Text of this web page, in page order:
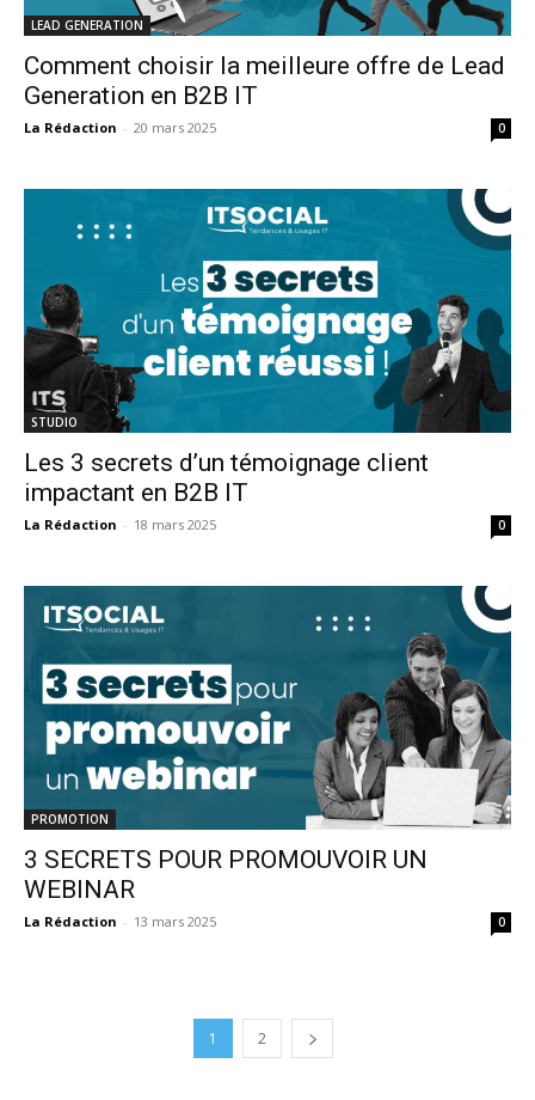
LEAD GENERATION
Comment choisir la meilleure offre de Lead
Generation en B2B IT
La Rédaction - 20 mars 2025 0
STUDIO
Les 3 secrets d’un témoignage client
impactant en B2B IT
La Rédaction - 18 mars 2025 0
PROMOTION
3 SECRETS POUR PROMOUVOIR UN
WEBINAR
La Rédaction - 13 mars 2025 0
1 2